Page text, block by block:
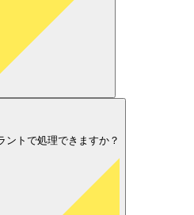
ントで処理できますか？